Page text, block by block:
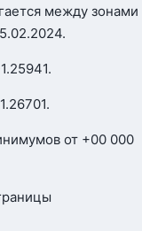
между зонами
от +00 000